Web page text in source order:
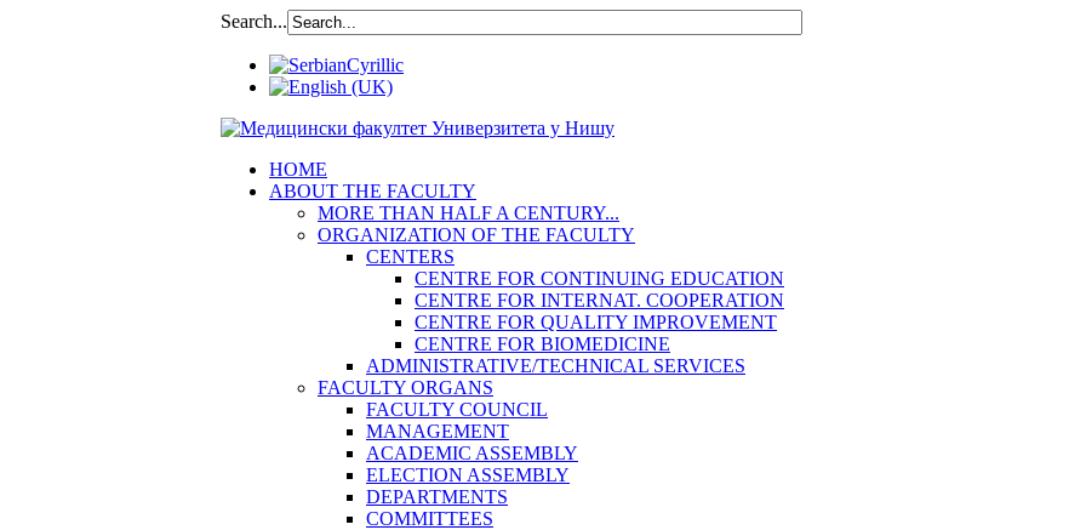
Search...
HOME
ABOUT THE FACULTY
MORE THAN HALF A CENTURY...
ORGANIZATION OF THE FACULTY
CENTERS
CENTRE FOR CONTINUING EDUCATION
CENTRE FOR INTERNAT. COOPERATION
CENTRE FOR QUALITY IMPROVEMENT
CENTRE FOR BIOMEDICINE
ADMINISTRATIVE/TECHNICAL SERVICES
FACULTY ORGANS
FACULTY COUNCIL
MANAGEMENT
ACADEMIC ASSEMBLY
ELECTION ASSEMBLY
DEPARTMENTS
COMMITTEES